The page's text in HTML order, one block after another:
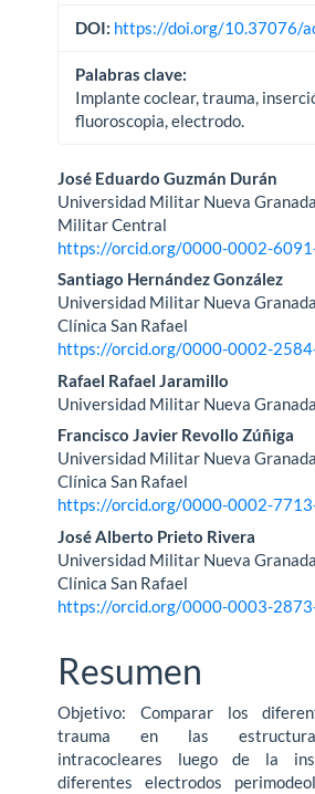
DOI: https://doi.org/10.37076/
Palabras clave:
Implante coclear, trauma,
fluoroscopia, electrodo.
Contenido
principal
del
artículo
José Eduardo Guzmán Durán
Universidad Militar Nueva
Militar Central
https://orcid.org/0000-0002-
Santiago Hernández González
Universidad Militar Nueva
Clínica San Rafael
https://orcid.org/0000-0002-
Rafael Rafael Jaramillo
Universidad Militar Nueva
Francisco Javier Revollo Zúñiga
Universidad Militar Nueva
Clínica San Rafael
https://orcid.org/0000-0002-
José Alberto Prieto Rivera
Universidad Militar Nueva
Clínica San Rafael
https://orcid.org/0000-0003-
Resumen
Objetivo: Comparar los
trauma en las
intracocleares luego de la
diferentes electrodos